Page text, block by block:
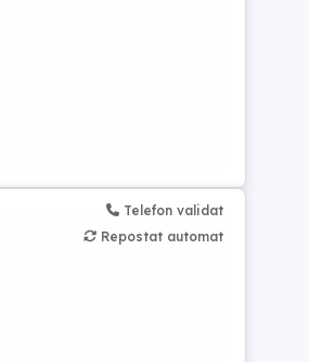
Telefon validat
Repostat automat